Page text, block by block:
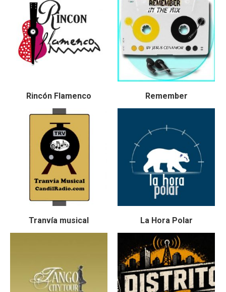
Rincón Flamenco Remember
Tranvía musical La Hora Polar